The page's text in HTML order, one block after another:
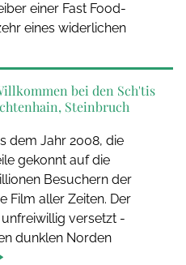
einer Fast Food-
eines widerlichen
bei den Sch'tis
Steinbruch
dem Jahr 2008, die
gekonnt auf die
Besuchern der
Film aller Zeiten. Der
versetzt -
dunklen Norden